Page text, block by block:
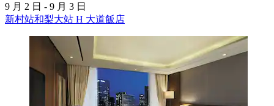
9 月 2 日 - 9 月 3 日
新村站和梨大站 H 大道飯店